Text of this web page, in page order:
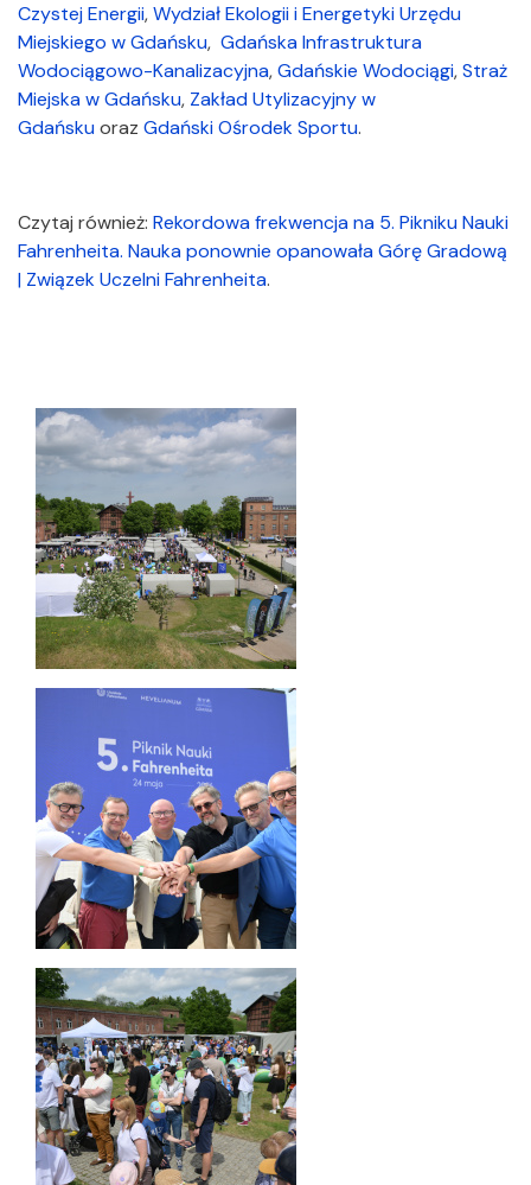
Czystej Energii,Wydział Ekologii i Energetyki Urzędu
Miejskiego w Gdańsku, Gdańska Infrastruktura
Wodociągowo-Kanalizacyjna,Gdańskie Wodociągi,Straż
Miejska w Gdańsku, Zakład Utylizacyjny w
Gdańskuoraz Gdański Ośrodek Sportu.
Czytaj również: Rekordowa frekwencja na 5. Pikniku Nauki
Fahrenheita. Nauka ponownie opanowała Górę Gradową
| Związek Uczelni Fahrenheita.